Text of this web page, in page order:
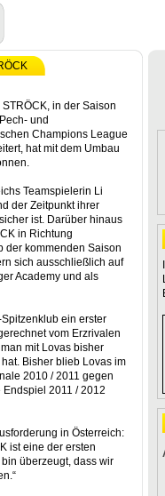
in der Saison
und
Champions League
hat mit dem Umbau
Teamspielerin Li
der Zeitpunkt ihrer
ist. Darüber hinaus
in Richtung
der kommenden Saison
sich ausschließlich auf
Academy und als
ein erster
vom Erzrivalen
mit Lovas bisher
Bisher blieb Lovas im
2010 / 2011 gegen
2011 / 2012
in Österreich:
ist eine der ersten
überzeugt, dass wir